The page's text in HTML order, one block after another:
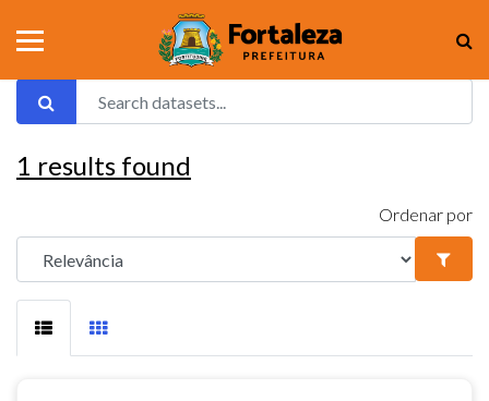
1 results found
Ordenar por